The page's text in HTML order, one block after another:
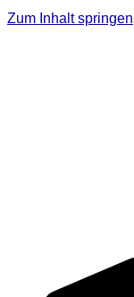
Zum Inhalt springen